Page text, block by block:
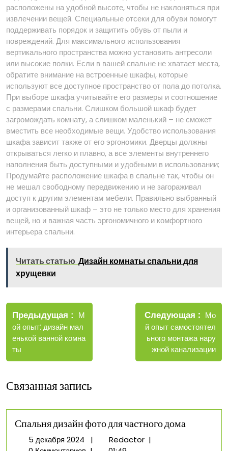
расположены на удобной высоте, чтобы не наклоняться при
извлечении вещей. Специальные отсеки для обуви помогут
поддерживать порядок и защитить обувь от пыли и
повреждений. Для максимального использования
вертикального пространства можно установить антресоли
или высокие полки. Если в вашей спальне не хватает места,
обратите внимание на встроенные шкафы, которые
используют все доступное пространство от пола до потолка.
При выборе шкафа учитывайте его размеры и соотношение
с размерами спальни. Слишком большой шкаф будет
загромождать комнату, а слишком маленький – не сможет
вместить все необходимые вещи. Удобство использования
шкафа зависит также от его эргономики. Дверцы должны
открываться легко и плавно, а все элементы внутреннего
наполнения быть доступными и удобными в использовании;
Продумайте расположение шкафа в спальне так, чтобы он
не мешал свободному передвижению и не загораживал
доступ к другим элементам мебели. Правильно выбранный
и организованный шкаф – это не только место для хранения
вещей, но и важная часть эргономичного и комфортного
интерьера спальни.
Читать статью Дизайн комнаты спальни для
хрущевки
Навигация
по
записям
Предыдущая
Старые
записи
М
ой опыт⁚ дизайн мал
енькой ванной комна
ты
Следующая
Новые
записи
Мо
й опыт самостоятел
ьного монтажа нару
жной канализации
Связанная запись
Спальня дизайн фото для частного дома
5 декабря 20245
| RedactorСпальня
|